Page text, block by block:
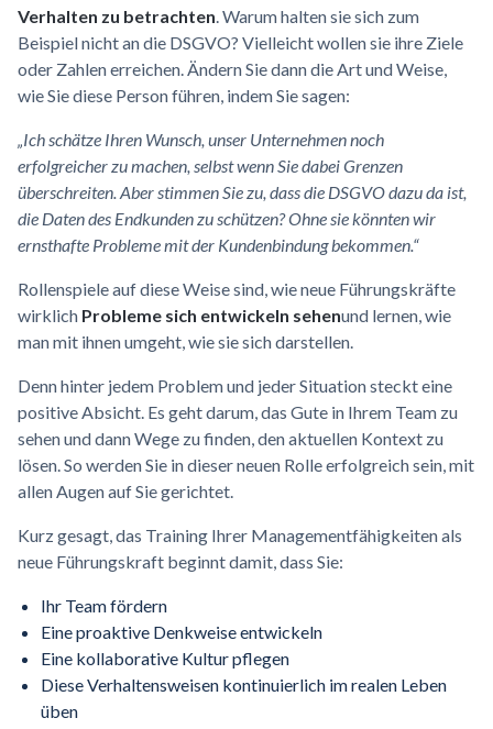
Verhalten zu betrachten . Warum halten sie sich zum
Beispiel nicht an die DSGVO? Vielleicht wollen sie ihre Ziele
oder Zahlen erreichen. Ändern Sie dann die Art und Weise,
wie Sie diese Person führen, indem Sie sagen:
„Ich schätze Ihren Wunsch, unser Unternehmen noch
erfolgreicher zu machen, selbst wenn Sie dabei Grenzen
überschreiten. Aber stimmen Sie zu, dass die DSGVO dazu da ist,
die Daten des Endkunden zu schützen? Ohne sie könnten wir
ernsthafte Probleme mit der Kundenbindung bekommen.“
Rollenspiele auf diese Weise sind, wie neue Führungskräfte
wirklich Probleme sich entwickeln sehenund lernen, wie
man mit ihnen umgeht, wie sie sich darstellen.
Denn hinter jedem Problem und jeder Situation steckt eine
positive Absicht. Es geht darum, das Gute in Ihrem Team zu
sehen und dann Wege zu finden, den aktuellen Kontext zu
lösen. So werden Sie in dieser neuen Rolle erfolgreich sein, mit
allen Augen auf Sie gerichtet.
Kurz gesagt, das Training Ihrer Managementfähigkeiten als
neue Führungskraft beginnt damit, dass Sie:
Ihr Team fördern
Eine proaktive Denkweise entwickeln
Eine kollaborative Kultur pflegen
Diese Verhaltensweisen kontinuierlich im realen Leben
üben